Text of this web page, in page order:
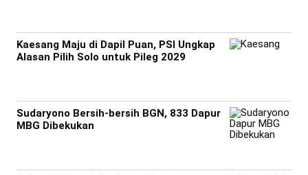
Kaesang Maju di Dapil Puan, PSI Ungkap
Alasan Pilih Solo untuk Pileg 2029
Sudaryono Bersih-bersih BGN, 833 Dapur
MBG Dibekukan